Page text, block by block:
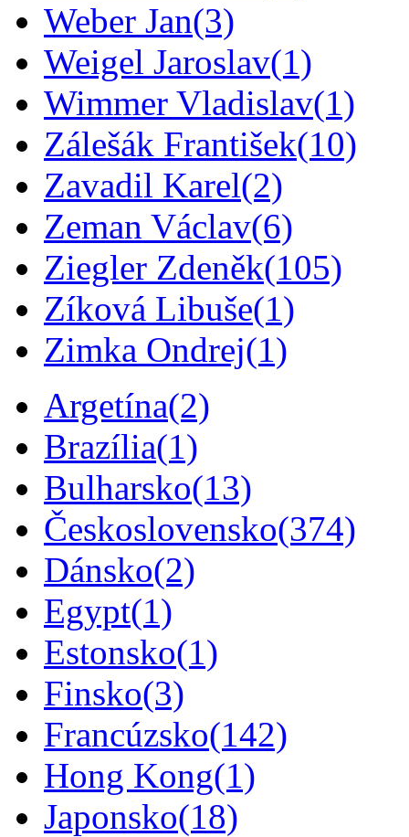
Weber Jan(3)
Weigel Jaroslav(1)
Wimmer Vladislav(1)
Zálešák František(10)
Zavadil Karel(2)
Zeman Václav(6)
Ziegler Zdeněk(105)
Zíková Libuše(1)
Zimka Ondrej(1)
Argetína(2)
Brazília(1)
Bulharsko(13)
Československo(374)
Dánsko(2)
Egypt(1)
Estonsko(1)
Finsko(3)
Francúzsko(142)
Hong Kong(1)
Japonsko(18)